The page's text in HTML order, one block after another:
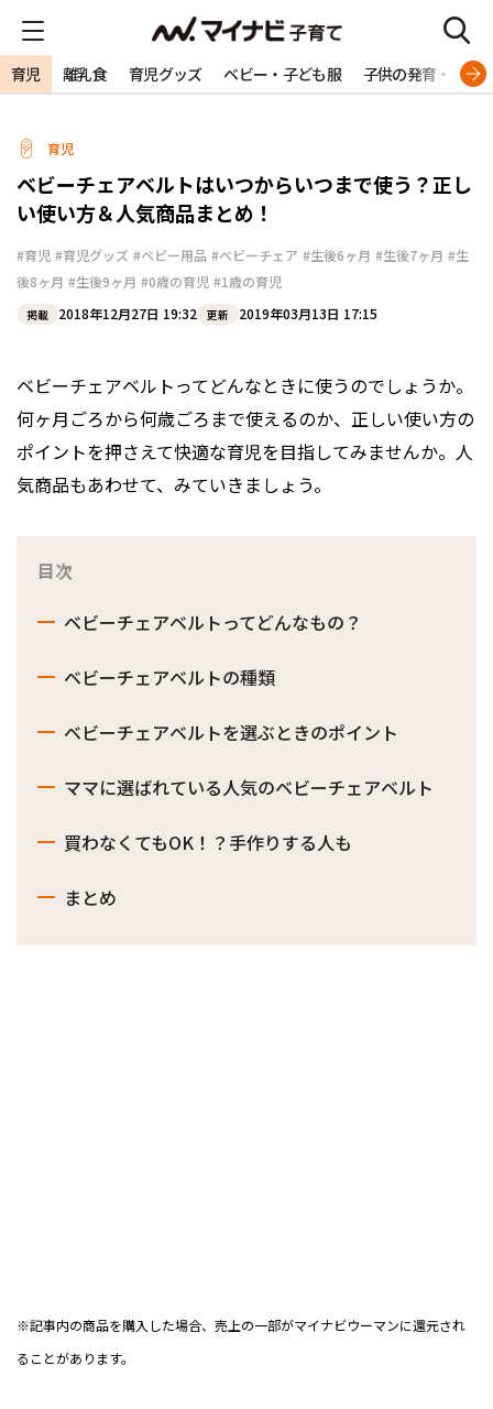
育児 離乳食 育児グッズ ベビー・子ども服 子供の発育・発達
育児
ベビーチェアベルトはいつからいつまで使う？正し
い使い方＆人気商品まとめ！
#育児 #育児グッズ #ベビー用品 #ベビーチェア #生後6ヶ月 #生後7ヶ月 #生
後8ヶ月 #生後9ヶ月 #0歳の育児 #1歳の育児
掲載 2018年12月27日 19:32 更新 2019年03月13日 17:15
ベビーチェアベルトってどんなときに使うのでしょうか。
何ヶ月ごろから何歳ごろまで使えるのか、正しい使い方の
ポイントを押さえて快適な育児を目指してみませんか。人
気商品もあわせて、みていきましょう。
目次
ベビーチェアベルトってどんなもの？
ベビーチェアベルトの種類
ベビーチェアベルトを選ぶときのポイント
ママに選ばれている人気のベビーチェアベルト
買わなくてもOK！？手作りする人も
まとめ
※記事内の商品を購入した場合、売上の一部がマイナビウーマンに還元され
ることがあります。